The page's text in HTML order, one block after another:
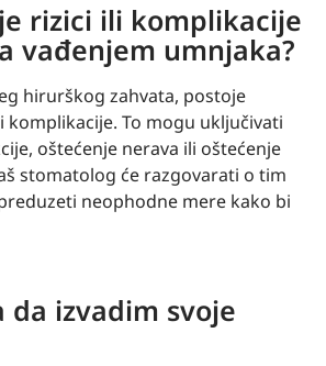
rizici ili komplikacije
vađenjem umnjaka?
hirurškog zahvata, postoje
komplikacije. To mogu uključivati
oštećenje nerava ili oštećenje
stomatolog će razgovarati o tim
neophodne mere kako bi
da izvadim svoje